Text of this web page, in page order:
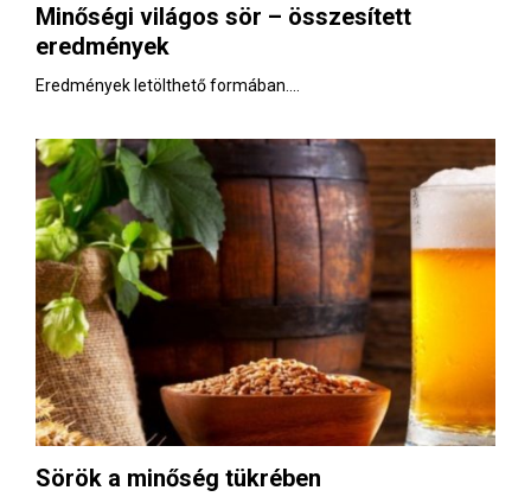
Minőségi világos sör – összesített
eredmények
Eredmények letölthető formában....
Sörök a minőség tükrében